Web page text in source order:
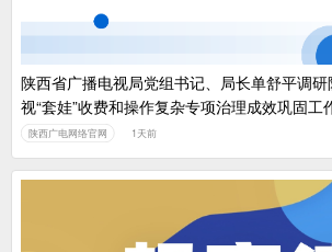
陕西省广播电视局党组书记、局长单舒平调
视“套娃”收费和操作复杂专项治理成效巩固工
陕西广电网络官网 1天前